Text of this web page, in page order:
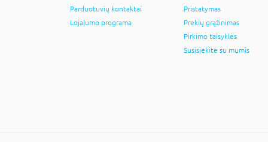
Parduotuvių kontaktai
Lojalumo programa
Pristatymas
Prekių grąžinimas
Pirkimo taisyklės
Susisiekite su mumis